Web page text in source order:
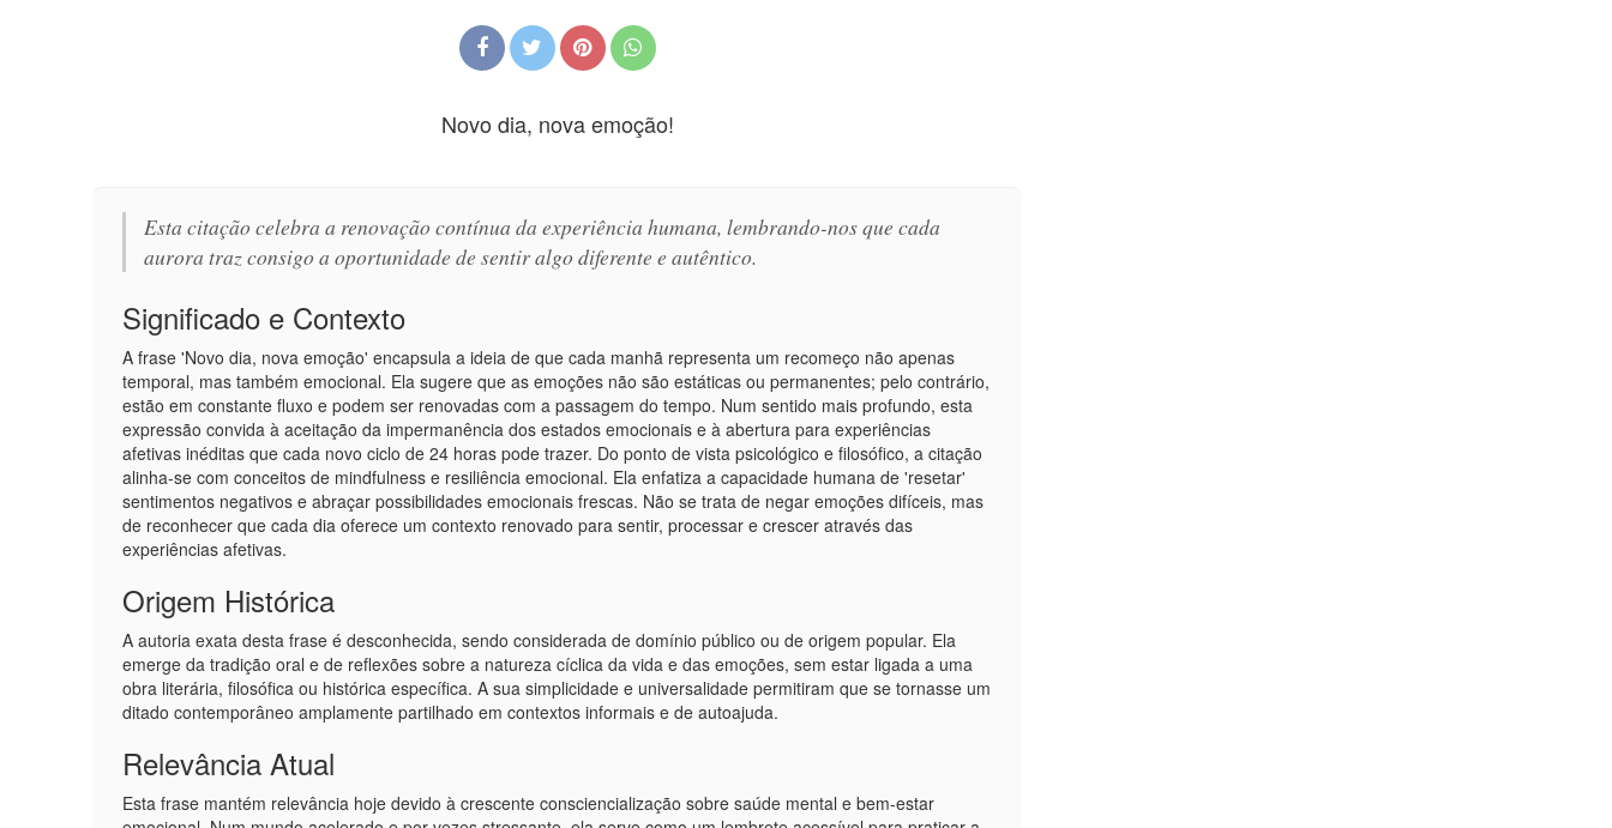
Novo dia, nova emoção!
Esta citação celebra a renovação contínua da experiência humana, lembrando-nos que cada
aurora traz consigo a oportunidade de sentir algo diferente e autêntico.
Significado e Contexto
A frase 'Novo dia, nova emoção' encapsula a ideia de que cada manhã representa um recomeço não apenas
temporal, mas também emocional. Ela sugere que as emoções não são estáticas ou permanentes; pelo contrário,
estão em constante fluxo e podem ser renovadas com a passagem do tempo. Num sentido mais profundo, esta
expressão convida à aceitação da impermanência dos estados emocionais e à abertura para experiências
afetivas inéditas que cada novo ciclo de 24 horas pode trazer. Do ponto de vista psicológico e filosófico, a citação
alinha-se com conceitos de mindfulness e resiliência emocional. Ela enfatiza a capacidade humana de 'resetar'
sentimentos negativos e abraçar possibilidades emocionais frescas. Não se trata de negar emoções difíceis, mas
de reconhecer que cada dia oferece um contexto renovado para sentir, processar e crescer através das
experiências afetivas.
Origem Histórica
A autoria exata desta frase é desconhecida, sendo considerada de domínio público ou de origem popular. Ela
emerge da tradição oral e de reflexões sobre a natureza cíclica da vida e das emoções, sem estar ligada a uma
obra literária, filosófica ou histórica específica. A sua simplicidade e universalidade permitiram que se tornasse um
ditado contemporâneo amplamente partilhado em contextos informais e de autoajuda.
Relevância Atual
Esta frase mantém relevância hoje devido à crescente consciencialização sobre saúde mental e bem-estar